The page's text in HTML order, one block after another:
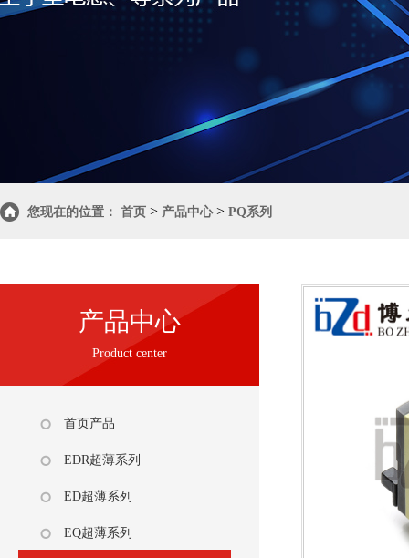
您现在的位置： 首页 > 产品中心> PQ系列
产品中心
Product center
首页产品
EDR超薄系列
ED超薄系列
EQ超薄系列